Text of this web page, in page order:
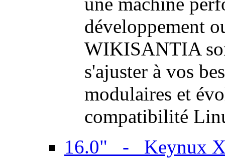
développement
WIKISANTIA
s'ajuster à vos
modulaires et
compatibilité
16.0" - Keynux